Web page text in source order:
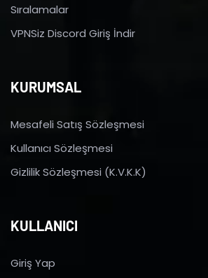
Sıralamalar
VPNSiz Discord Giriş İndir
KURUMSAL
Mesafeli Satış Sözleşmesi
Kullanıcı Sözleşmesi
Gizlilik Sözleşmesi (K.V.K.K)
KULLANICI
Giriş Yap